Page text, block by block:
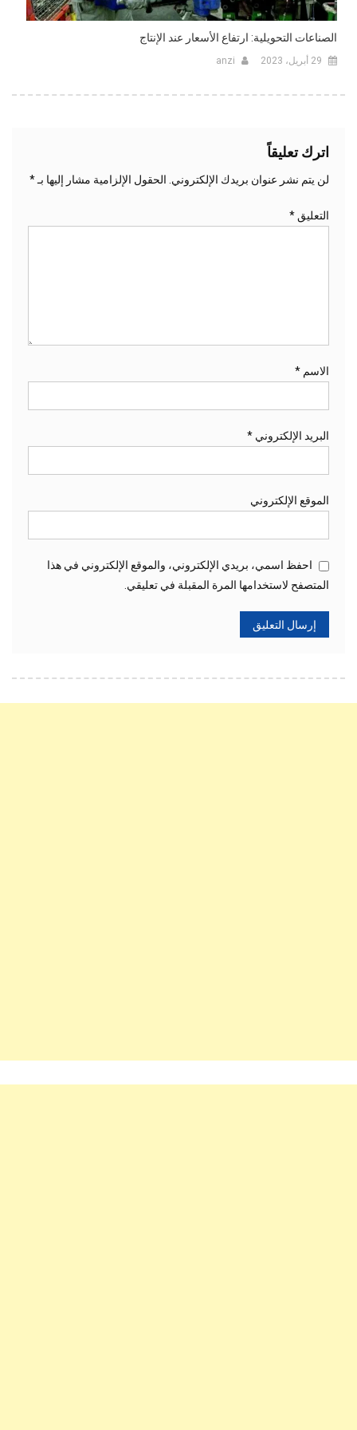
الصناعات التحويلية: ارتفاع الأسعار عند الإنتاج
29 أبريل، 2023 anzi
اترك تعليقاً
لن يتم نشر عنوان بريدك الإلكتروني. الحقول الإلزامية مشار إليها بـ*
التعليق *
الاسم *
البريد الإلكتروني *
الموقع الإلكتروني
احفظ اسمي، بريدي الإلكتروني، والموقع الإلكتروني في هذا
المتصفح لاستخدامها المرة المقبلة في تعليقي.